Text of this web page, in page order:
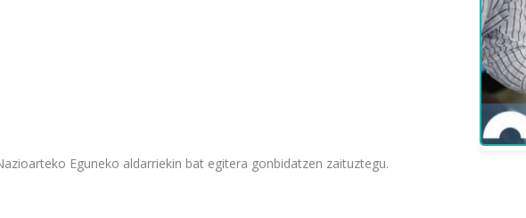
Eguneko aldarriekin bat egitera gonbidatzen zaituztegu.